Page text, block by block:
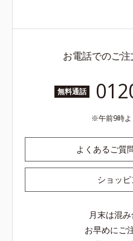
お電話でのご
無料通話
午前9時
よくあるご質
ショッ
月末は混
お早めにご